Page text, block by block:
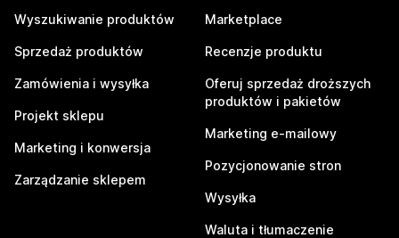
Wyszukiwanie produktów
Sprzedaż produktów
Zamówienia i wysyłka
Projekt sklepu
Marketing i konwersja
Zarządzanie sklepem
Marketplace
Recenzje produktu
Oferuj sprzedaż droższych
produktów i pakietów
Marketing e-mailowy
Pozycjonowanie stron
Wysyłka
Waluta i tłumaczenie